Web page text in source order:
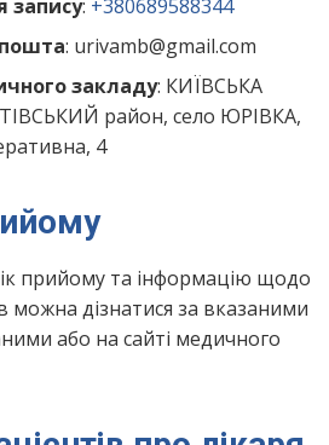
запису: +380689588344
: urivamb@gmail.com
закладу: КИЇВСЬКА
район, село ЮРІВКА,
4
прийому та інформацію щодо
можна дізнатися за вказаними
або на сайті медичного